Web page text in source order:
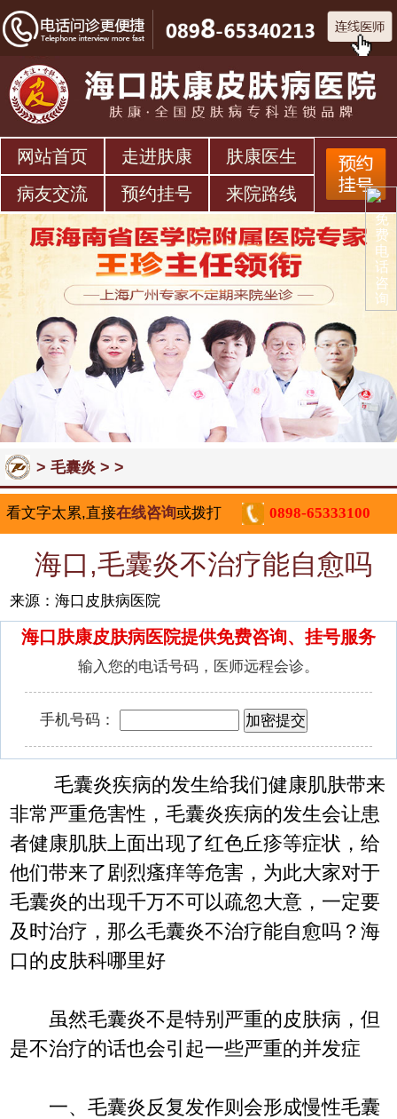
网站首页 走进肤康
肤康医生
病友交流
预约挂号 来院路线
> 毛囊炎 > >
看文字太累,直接在线咨询或拨打 0898-65333100
海口,毛囊炎不治疗能自愈吗
来源：海口皮肤病医院
海口肤康皮肤病医院提供免费咨询、挂号服务
输入您的电话号码，医师远程会诊。
手机号码：
毛囊炎疾病的发生给我们健康肌肤带来
非常严重危害性，毛囊炎疾病的发生会让患
者健康肌肤上面出现了红色丘疹等症状，给
他们带来了剧烈瘙痒等危害，为此大家对于
毛囊炎的出现千万不可以疏忽大意，一定要
及时治疗，那么毛囊炎不治疗能自愈吗？海
口的皮肤科哪里好
虽然毛囊炎不是特别严重的皮肤病，但
是不治疗的话也会引起一些严重的并发症
一、毛囊炎反复发作则会形成慢性毛囊
免
费
电
话
咨
询